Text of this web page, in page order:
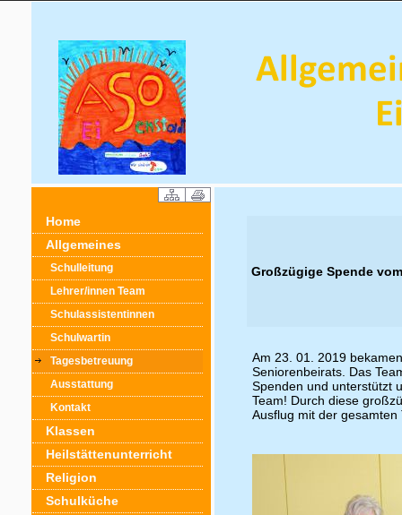
Home
Allgemeines
Schulleitung
Lehrer/innen Team
Schulassistentinnen
Schulwartin
Tagesbetreuung
Ausstattung
Kontakt
Klassen
Heilstättenunterricht
Religion
Schulküche
Großzügige Spende
Am 23. 01. 2019
Seniorenbeirats. Das
Spenden und unterstützt
Team! Durch diese
Ausflug mit der